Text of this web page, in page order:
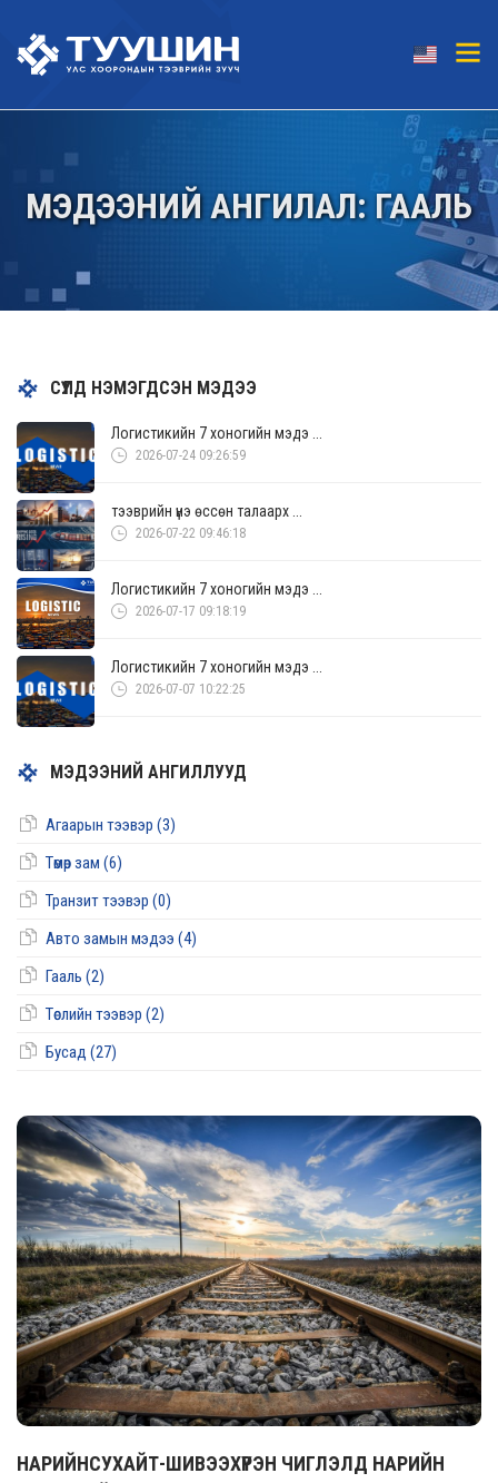
МЭДЭЭНИЙ АНГИЛАЛ: ГААЛЬ
СҮҮЛД НЭМЭГДСЭН МЭДЭЭ
Логистикийн 7 хоногийн мэдэ ...
2026-07-24 09:26:59
тээврийн үнэ өссөн талаарх ...
2026-07-22 09:46:18
Логистикийн 7 хоногийн мэдэ ...
2026-07-17 09:18:19
Логистикийн 7 хоногийн мэдэ ...
2026-07-07 10:22:25
МЭДЭЭНИЙ АНГИЛЛУУД
Агаарын тээвэр (3)
Төмөр зам (6)
Транзит тээвэр (0)
Авто замын мэдээ (4)
Гааль (2)
Төслийн тээвэр (2)
Бусад (27)
НАРИЙНСУХАЙТ-ШИВЭЭХҮРЭН ЧИГЛЭЛД НАРИЙН